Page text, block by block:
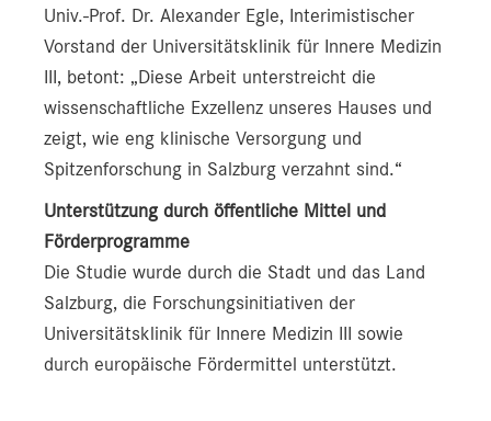
Univ.-Prof. Dr. Alexander Egle, Interimistischer
Vorstand der Universitätsklinik für Innere Medizin
III, betont: „Diese Arbeit unterstreicht die
wissenschaftliche Exzellenz unseres Hauses und
zeigt, wie eng klinische Versorgung und
Spitzenforschung in Salzburg verzahnt sind.“
Unterstützung durch öffentliche Mittel und
Förderprogramme
Die Studie wurde durch die Stadt und das Land
Salzburg, die Forschungsinitiativen der
Universitätsklinik für Innere Medizin III sowie
durch europäische Fördermittel unterstützt.